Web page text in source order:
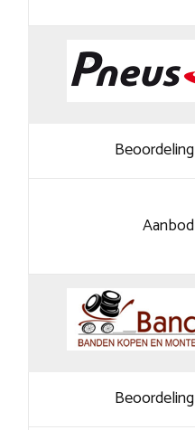
Beoordeling
Aanbod
Beoordeling